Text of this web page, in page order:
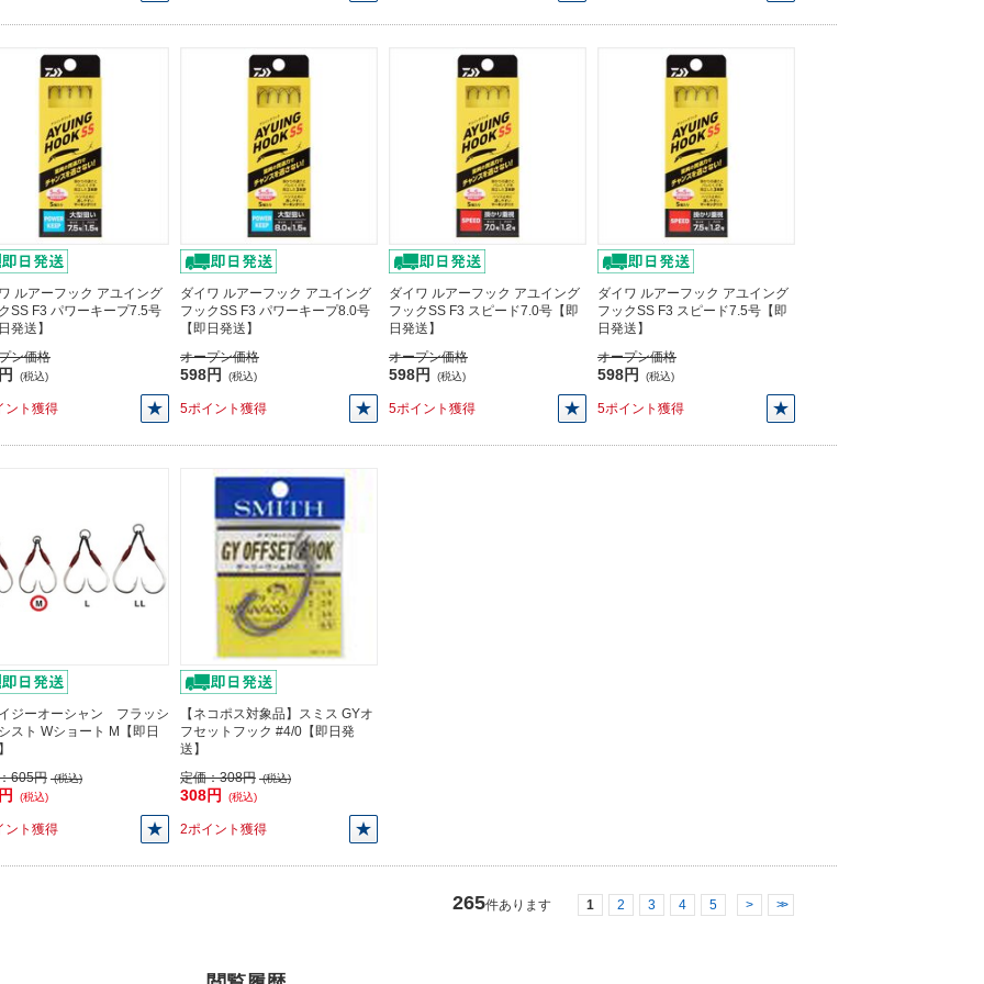
ルアーフック アユイング
SS F3 パワーキープ7.5号
発送】
ン価格
(税込)
ント獲得
ダイワ ルアーフック アユイング
フックSS F3 パワーキープ8.0号
【即日発送】
オープン価格
598円 (税込)
5ポイント獲得
ダイワ ルアーフック アユイング
フックSS F3 スピード7.0号【即
日発送】
オープン価格
598円 (税込)
5ポイント獲得
ダイワ ルアーフック アユイング
フックSS F3 スピード7.5号【即
日発送】
オープン価格
598円 (税込)
5ポイント獲得
ジーオーシャン フラッシ
スト Wショート M【即日
605円 (税込)
(税込)
ント獲得
【ネコポス対象品】スミス GYオ
フセットフック #4/0【即日発
送】
定価：308円 (税込)
308円 (税込)
2ポイント獲得
265件あります 1 2 3 4 5 > >>